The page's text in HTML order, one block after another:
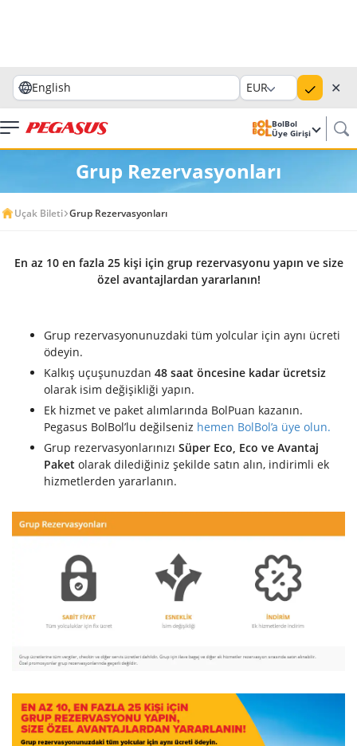
English EUR ✕
BolBol
Üye Girişi
Grup Rezervasyonları
Uçak Bileti Grup Rezervasyonları
En az 10 en fazla 25 kişi için grup rezervasyonu yapın ve size
özel avantajlardan yararlanın!
Grup rezervasyonunuzdaki tüm yolcular için aynı ücreti
ödeyin.
Kalkış uçuşunuzdan 48 saat öncesine kadar ücretsiz
olarak isim değişikliği yapın.
Ek hizmet ve paket alımlarında BolPuan kazanın.
Pegasus BolBol’lu değilseniz hemen BolBol’a üye olun.
Grup rezervasyonlarınızı Süper Eco, Eco ve Avantaj
Paket olarak dilediğiniz şekilde satın alın, indirimli ek
hizmetlerden yararlanın.